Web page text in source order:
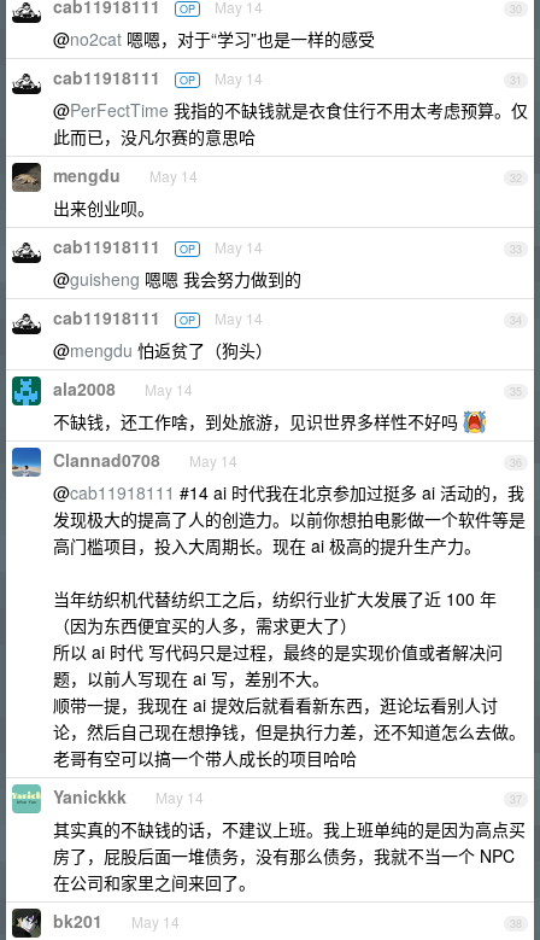
30
cab11918111 OP May 14
@no2cat 嗯嗯，对于“学习”也是一样的感受
31
cab11918111 OP May 14
@PerFectTime 我指的不缺钱就是衣食住行不用太考虑预算。仅
此而已，没凡尔赛的意思哈
32
mengdu May 14
出来创业呗。
33
cab11918111 OP May 14
@guisheng 嗯嗯 我会努力做到的
34
cab11918111 OP May 14
@mengdu 怕返贫了（狗头）
35
ala2008 May 14
不缺钱，还工作啥，到处旅游，见识世界多样性不好吗
36
Clannad0708 May 14
@cab11918111 #14 ai 时代我在北京参加过挺多 ai 活动的，我
发现极大的提高了人的创造力。以前你想拍电影做一个软件等是
高门槛项目，投入大周期长。现在 ai 极高的提升生产力。
当年纺织机代替纺织工之后，纺织行业扩大发展了近 100 年
（因为东西便宜买的人多，需求更大了）
所以 ai 时代 写代码只是过程，最终的是实现价值或者解决问
题，以前人写现在 ai 写，差别不大。
顺带一提，我现在 ai 提效后就看看新东西，逛论坛看别人讨
论，然后自己现在想挣钱，但是执行力差，还不知道怎么去做。
老哥有空可以搞一个带人成长的项目哈哈
37
Yanickkk May 14
其实真的不缺钱的话，不建议上班。我上班单纯的是因为高点买
房了，屁股后面一堆债务，没有那么债务，我就不当一个 NPC
在公司和家里之间来回了。
38
bk201 May 14